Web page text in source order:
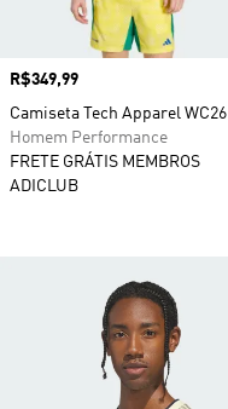
Preço
R$349,99
Camiseta Tech Apparel WC26
Homem Performance
FRETE GRÁTIS MEMBROS
ADICLUB